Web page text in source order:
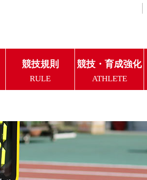
競技規則
RULE
競技・育成強化
ATHLETE